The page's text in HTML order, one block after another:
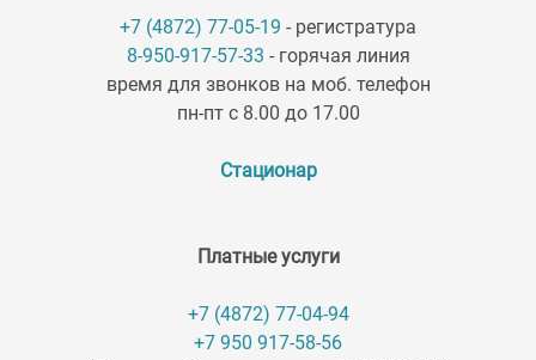
+7 (4872) 77-05-19 - регистратура
8-950-917-57-33 - горячая линия
время для звонков на моб. телефон
пн-пт с 8.00 до 17.00
Стационар
Платные услуги
+7 (4872) 77-04-94
+7 950 917-58-56